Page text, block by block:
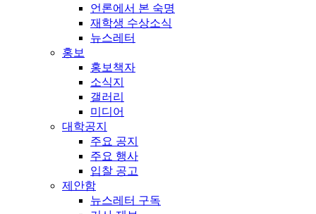
언론에서 본 숙명
재학생 수상소식
뉴스레터
홍보
홍보책자
소식지
갤러리
미디어
대학공지
주요 공지
주요 행사
입찰 공고
제안함
뉴스레터 구독